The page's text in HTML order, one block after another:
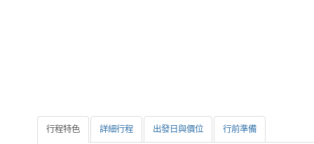
行程特色 詳細行程 出發日與價位 行前準備